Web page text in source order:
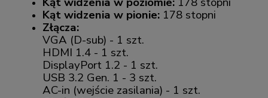
Kąt widzenia w pionie: 178 stopni
Złącza:
VGA (D-sub) - 1 szt.
HDMI 1.4 - 1 szt.
DisplayPort 1.2 - 1 szt.
USB 3.2 Gen. 1 - 3 szt.
AC-in (wejście zasilania) - 1 szt.